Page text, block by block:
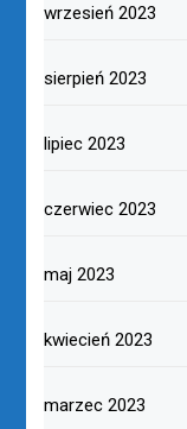
wrzesień 2023
sierpień 2023
lipiec 2023
czerwiec 2023
maj 2023
kwiecień 2023
marzec 2023